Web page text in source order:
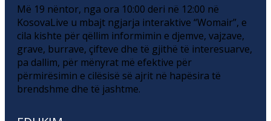
Më 19 nëntor, nga ora 10:00 deri në 12:00 në
KosovaLive u mbajt ngjarja interaktive “Womair”, e
cila kishte për qëllim informimin e djemve, vajzave,
grave, burrave, çifteve dhe të gjithë të interesuarve,
pa dallim, për mënyrat më efektive për
përmirësimin e cilësisë së ajrit në hapësira të
brendshme dhe të jashtme.